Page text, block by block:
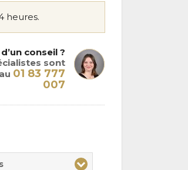
heures.
conseil ?
sont
01 83 777
007